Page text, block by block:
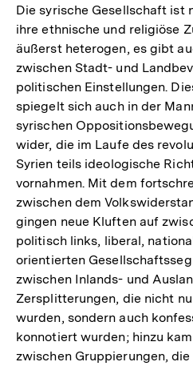
Die syrische Gesellschaft ist
ihre ethnische und religiöse
äußerst heterogen, es gibt
zwischen Stadt- und
politischen Einstellungen.
spiegelt sich auch in der
syrischen
wider, die im Laufe des
Syrien teils ideologische
vornahmen. Mit dem
zwischen dem
gingen neue Kluften auf
politisch links, liberal,
orientierten
zwischen Inlands- und
Zersplitterungen, die nicht
wurden, sondern auch
konnotiert wurden; hinzu
zwischen Gruppierungen,